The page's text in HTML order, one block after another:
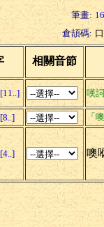
筆畫: 16
倉頡碼:
相關音節
[11..] 嘆詞
[8..] 「
[4..] 噢